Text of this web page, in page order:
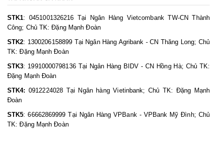
STK1: 0451001326216 Tại Ngân Hàng Vietcombank TW-CN Thành
Công; Chủ TK: Đặng Mạnh Đoàn
STK2: 1300206158899 Tại Ngân Hàng Agribank - CN Thăng Long; Chủ
TK: Đặng Mạnh Đoàn
STK3: 19910000798136 Tại Ngân Hàng BIDV - CN Hồng Hà; Chủ TK:
Đặng Mạnh Đoàn
STK4:0912224028 Tại Ngân hàng Vietinbank; Chủ TK: Đặng Mạnh
Đoàn
STK5: 66662869999 Tại Ngân Hàng VPBank - VPBank Mỹ Đình; Chủ
TK: Đặng Mạnh Đoàn